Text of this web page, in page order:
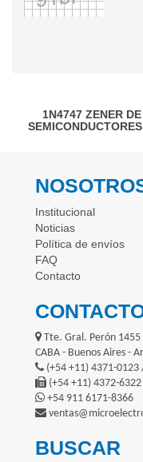
1N4747 ZENER
SEMICONDUCTORES
Institucional
Noticias
Política de envíos
FAQ
Contacto
Tte. Gral. Perón 1455
CABA - Buenos Aires -
(+54 +11) 4371-0123
(+54 +11) 4372-6322
+54 911 6171-8366
BUSCAR